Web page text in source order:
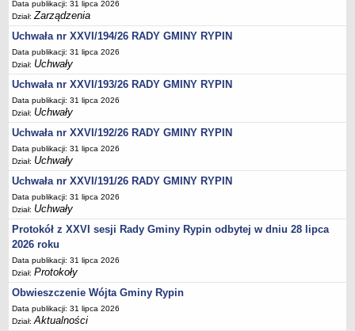
Sesje Rady Gminy Rypin
PRAWO LOKALNE
Statut
Strategia rozwoju
Uchwały
Projekty uchwał
Protokoły
Imienne wykazy głosowań radnych
Postać dokumentów
Akty Prawne, Dzienniki Ustaw, Monitory Polskie
Prawo miejscowe
Zarządzenia
Studium uwarunkowań i kierunków zagospodarowania
przestrzennego
Dane przestrzenne - MPZP
Stałe obwody głosowania, numery, granice oraz siedziby
obwodowych komisji wyborczych, opis granic okręgów wyborczych
Data publikacji: 31 lipca 2026
Dział:Zarządzenia
Uchwała nr XXVI/194/26 RADY GMINY RYPIN
Data publikacji: 31 lipca 2026
Dział: Uchwały
Uchwała nr XXVI/193/26 RADY GMINY RYPIN
Data publikacji: 31 lipca 2026
Dział: Uchwały
Uchwała nr XXVI/192/26 RADY GMINY RYPIN
Data publikacji: 31 lipca 2026
Dział: Uchwały
Uchwała nr XXVI/191/26 RADY GMINY RYPIN
Data publikacji: 31 lipca 2026
Dział: Uchwały
Protokół z XXVI sesji Rady Gminy Rypin odbytej w dniu 28 lipca
2026 roku
Data publikacji: 31 lipca 2026
Dział:Protokoły
Obwieszczenie Wójta Gminy Rypin
Data publikacji: 31 lipca 2026
Dział:Aktualności